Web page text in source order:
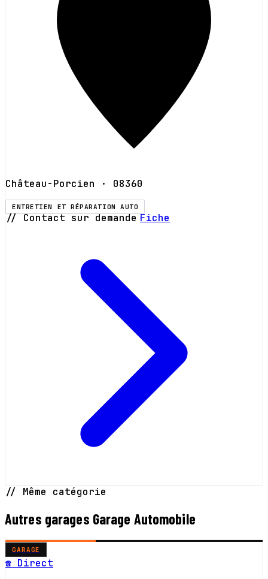
Château-Porcien · 08360
ENTRETIEN ET RÉPARATION AUTO
// Contact sur demande Fiche
// Même catégorie
Autres garages Garage Automobile
GARAGE
☎ Direct